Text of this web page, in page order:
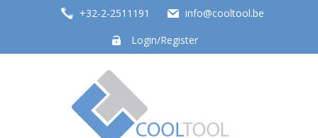
+32-2-2511191
info@cooltool.be
Login/Register